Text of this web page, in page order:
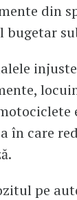
din
bugetar
în care
pe